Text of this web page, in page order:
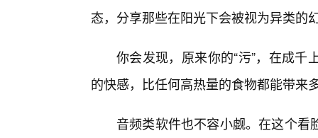
态，分享那些在阳光下会被视为异类的
你会发现，原来你的“污”，在成
的快感，比任何高热量的食物都能带来
音频类软件也不容小觑。在这个